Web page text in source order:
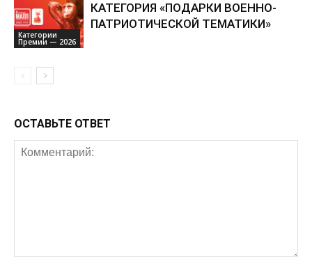
Категории
Премии — 2026
КАТЕГОРИЯ «ПОДАРКИ ВОЕННО-
ПАТРИОТИЧЕСКОЙ ТЕМАТИКИ»
ОСТАВЬТЕ ОТВЕТ